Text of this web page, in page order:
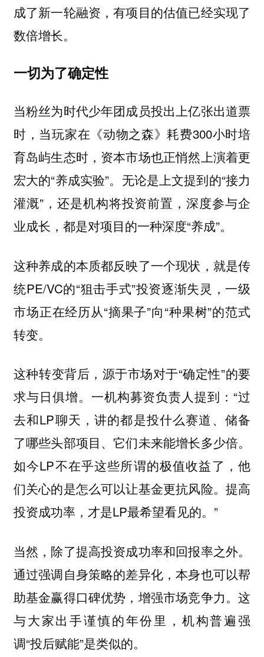
成了新一轮融资，有项目的估值已经实现了
数倍增长。
一切为了确定性
当粉丝为时代少年团成员投出上亿张出道票
时，当玩家在《动物之森》耗费300小时培
育岛屿生态时，资本市场也正悄然上演着更
宏大的“养成实验”。无论是上文提到的“接力
灌溉”，还是机构将投资前置，深度参与企
业成长，都是对项目的一种深度“养成”。
这种养成的本质都反映了一个现状，就是传
统PE/VC的“狙击手式”投资逐渐失灵，一级
市场正在经历从“摘果子”向“种果树”的范式
转变。
这种转变背后，源于市场对于“确定性”的要
求与日俱增。一机构募资负责人提到：“过
去和LP聊天，讲的都是投什么赛道、储备
了哪些头部项目、它们未来能增长多少倍。
如今LP不在乎这些所谓的极值收益了，他
们关心的是怎么可以让基金更抗风险。提高
投资成功率，才是LP最希望看见的。”
当然，除了提高投资成功率和回报率之外。
通过强调自身策略的差异化，本身也可以帮
助基金赢得口碑优势，增强市场竞争力。这
与大家出手谨慎的年份里，机构普遍强
调“投后赋能”是类似的。